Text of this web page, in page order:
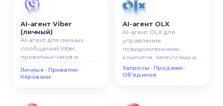
AI-агент Viber
(личный)
AI-агент для личных
сообщений Viber,
приватных чатов и
коммуникации.
Личные · Приватни ·
Керовани
AI-агент OLX
AI-агент OLX для
управление
повидомленнями
клиентов, запросами и
продажами с OLX в
одной системе.
Запросы · Продажи ·
Об'единое